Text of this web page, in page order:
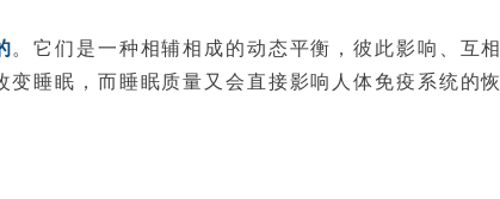
。它们是一种相辅相成的动态平衡，彼此影响、互相
睡眠，而睡眠质量又会直接影响人体免疫系统的恢